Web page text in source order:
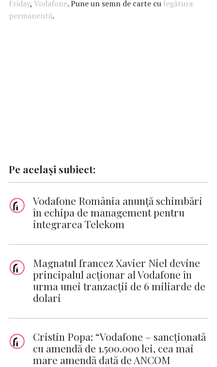
b
o
s
A
te e l n y
Friday, Vodafone. Pune un semn de carte cu legătura
permanentă.
Pe același subiect:
Vodafone România anunță schimbări
în echipa de management pentru
integrarea Telekom
Magnatul francez Xavier Niel devine
principalul acționar al Vodafone în
urma unei tranzacții de 6 miliarde de
dolari
Cristin Popa: “Vodafone – sancţionată
cu amendă de 1.500.000 lei, cea mai
mare amendă dată de ANCOM